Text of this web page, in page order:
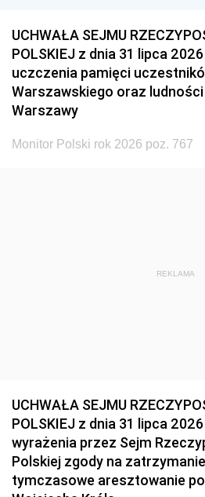
UCHWAŁA SEJMU
POLSKIEJ z dnia 31 lipca
uczczenia pamięci
Warszawskiego oraz
Warszawy
Monitor Polski rok 2026 poz. 767
REKLAMA
UCHWAŁA SEJMU
POLSKIEJ z dnia 31 lipca
wyrażenia przez Sejm
Polskiej zgody na
tymczasowe aresztowanie